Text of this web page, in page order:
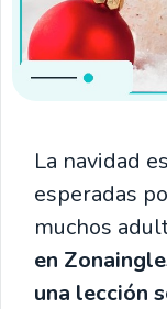
La navidad
esperadas
muchos
en
una lección